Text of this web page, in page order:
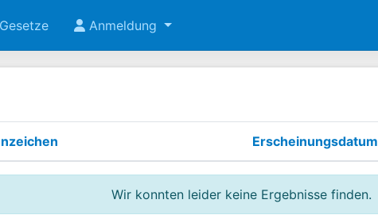
Gesetze Anmeldung
Erscheinungsdatum
Wir konnten leider keine Ergebnisse finden.